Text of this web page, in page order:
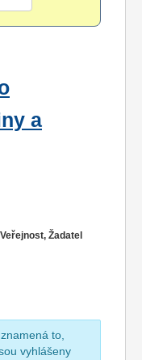
a
Veřejnost, Žadatel
to,
vyhlášeny